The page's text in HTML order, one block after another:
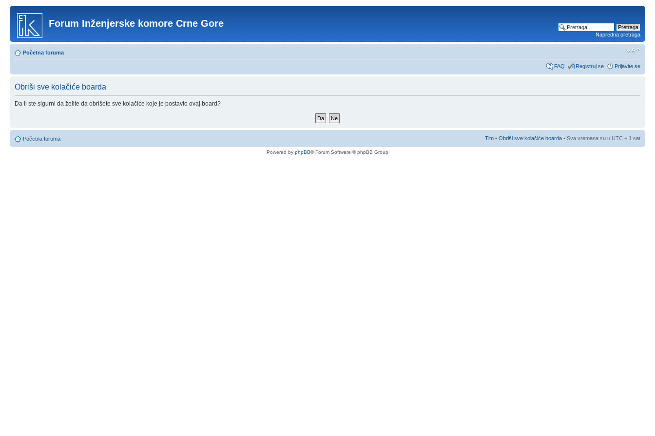
Forum Inženjerske komore Crne Gore
Napredna pretraga
Početna foruma
FAQ Registruj se Prijavite se
Obriši sve kolačiće boarda
Da li ste sigurni da želite da obrišete sve kolačiće koje je postavio ovaj board?
Početna foruma Tim • Obriši sve kolačiće boarda • Sva vremena su u UTC + 1 sat
Powered by phpBB® Forum Software © phpBB Group